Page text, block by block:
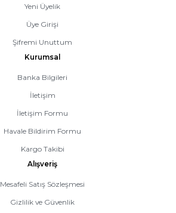
Yeni Üyelik
Üye Girişi
Şifremi Unuttum
Kurumsal
Banka Bilgileri
İletişim
İletişim Formu
Havale Bildirim Formu
Kargo Takibi
Alışveriş
Mesafeli Satış Sözleşmesi
Gizlilik ve Güvenlik